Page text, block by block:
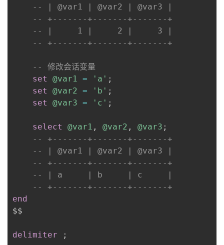
-- | @var1 | @var2 | @var3 |
-- +-------+-------+-------+
-- |     1 |     2 |     3 |
-- +-------+-------+-------+
-- 修改会话变量
set
@var1 = 'a' ;
set
@var2 = 'b' ;
set
@var3 = 'c' ;
select @var1 , @var2 , @var3 ;
-- +-------+-------+-------+
-- | @var1 | @var2 | @var3 |
-- +-------+-------+-------+
-- | a     | b     | c     |
-- +-------+-------+-------+
end
$$
delimiter ;